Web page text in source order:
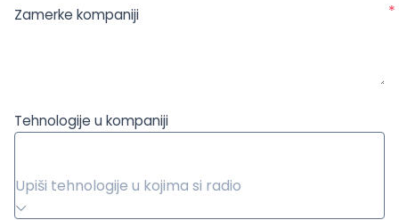
Zamerke kompaniji *
Tehnologije u kompaniji
Upiši tehnologije u kojima si radio